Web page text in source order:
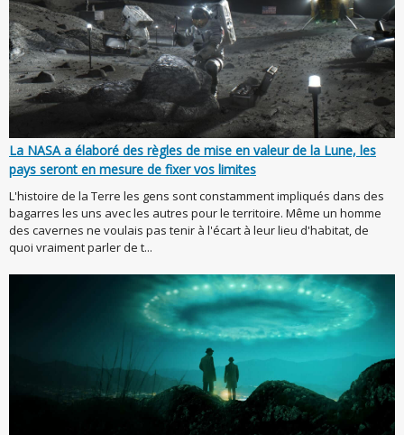
La NASA a élaboré des règles de mise en valeur de la Lune, les
pays seront en mesure de fixer vos limites
L'histoire de la Terre les gens sont constamment impliqués dans des
bagarres les uns avec les autres pour le territoire. Même un homme
des cavernes ne voulais pas tenir à l'écart à leur lieu d'habitat, de
quoi vraiment parler de t...